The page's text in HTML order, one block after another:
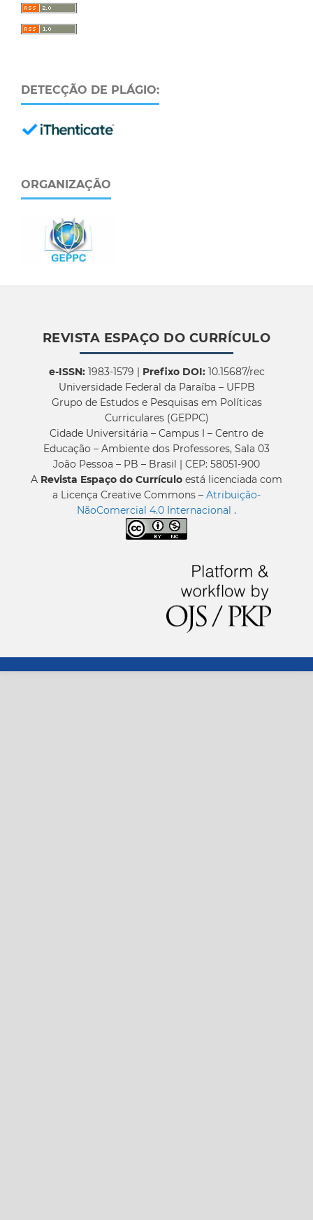
DETECÇÃO DE PLÁGIO:
ORGANIZAÇÃO
REVISTA ESPAÇO DO CURRÍCULO
e-ISSN:1983-1579 | Prefixo DOI:10.15687/rec
Universidade Federal da Paraíba – UFPB
Grupo de Estudos e Pesquisas em Políticas
Curriculares (GEPPC)
Cidade Universitária – Campus I – Centro de
Educação – Ambiente dos Professores, Sala 03
João Pessoa – PB – Brasil | CEP: 58051-900
A Revista Espaço do Currículo está licenciada com
a Licença Creative Commons – Atribuição-
NãoComercial 4.0 Internacional .